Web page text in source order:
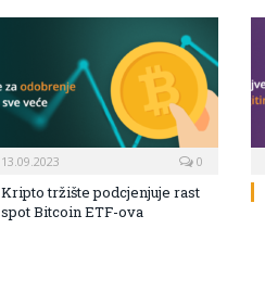
13.09.2023 0
Kripto tržište podcjenjuje rast
spot Bitcoin ETF-ova